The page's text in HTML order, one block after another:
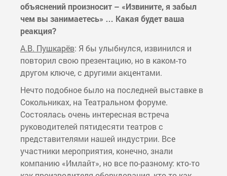
объяснений произносит – «Извините, я забыл
чем вы занимаетесь» … Какая будет ваша
реакция?
А.В. Пушкарёв: Я бы улыбнулся, извинился и
повторил свою презентацию, но в каком-то
другом ключе, с другими акцентами.
Нечто подобное было на последней выставке в
Сокольниках, на Театральном форуме.
Состоялась очень интересная встреча
руководителей пятидесяти театров с
представителями нашей индустрии. Все
участники мероприятия, конечно, знали
компанию «Имлайт», но все по-разному: кто-то